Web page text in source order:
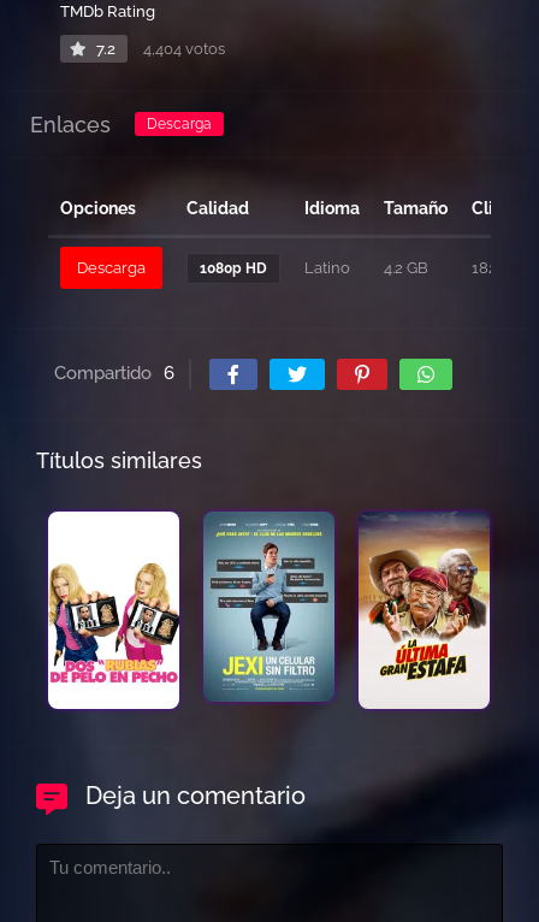
TMDb Rating
7.2 4,404 votos
Enlaces Descarga
Opciones Calidad Idioma Tamaño Clicks
Descarga 1080p HD Latino 4.2 GB 182
Compartido 6
Títulos similares
Deja un comentario